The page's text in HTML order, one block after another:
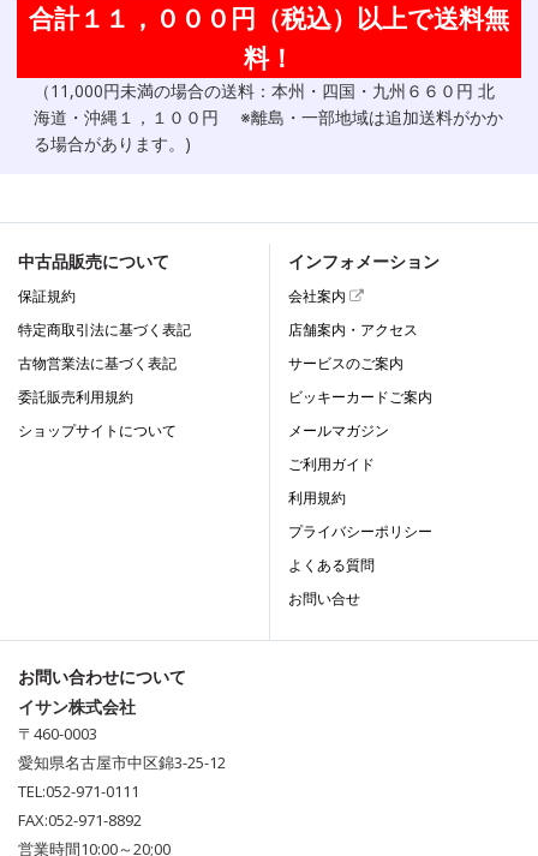
合計１１，０００円（税込）以上で送料無
料！
（11,000円未満の場合の送料：本州・四国・九州６６０円 北
海道・沖縄１，１００円 ※離島・一部地域は追加送料がかか
る場合があります。)
中古品販売について
保証規約
特定商取引法に基づく表記
古物営業法に基づく表記
委託販売利用規約
ショップサイトについて
インフォメーション
会社案内
店舗案内・アクセス
サービスのご案内
ビッキーカードご案内
メールマガジン
ご利用ガイド
利用規約
プライバシーポリシー
よくある質問
お問い合せ
お問い合わせについて
イサン株式会社
〒460-0003
愛知県名古屋市中区錦3-25-12
TEL:052-971-0111
FAX:052-971-8892
営業時間10:00～20;00